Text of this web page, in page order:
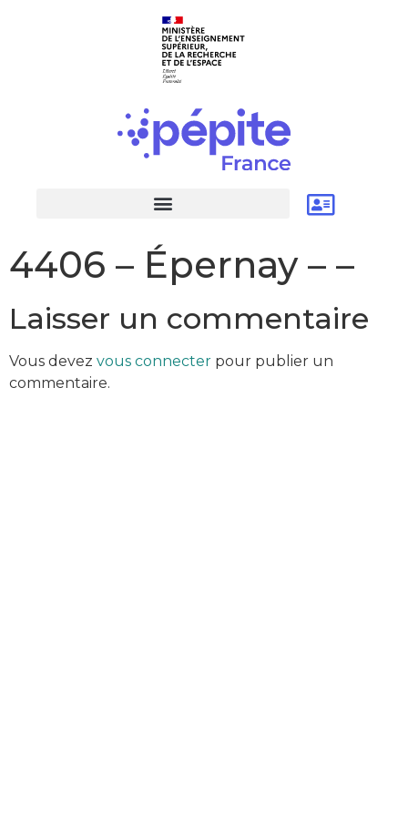
4406 – Épernay – –
Laisser un commentaire
Vous devez vous connecter pour publier un
commentaire.